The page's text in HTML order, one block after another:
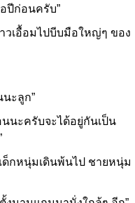
ปีก่อนครับ”
เอื้อมไปบีบมือใหญ่ๆ ของ
ะลูก”
ะครับจะได้อยู่กันเป็น
กหนุ่มเดินพ้นไป ชายหนุ่ม